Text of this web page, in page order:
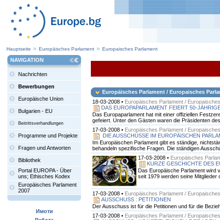
Hauptseite Europäisches Parlament Europaisches Parlament
NAVIGATION
Nachrichten
Bewerbungen
Europäische Union
Bulgarien - EU
Beitrittsverhandlungen
Programme und Projekte
Fragen und Antworten
Bibliothek
Portal EUROPA - Über
uns; Ethisches Kodex
Europäisches Parlament
2007
Имоти
Europäisches Parlament / Europaisches
18-03-2008 • Europäisches Parlament /
DAS EUROPAPARLAMENT FEIERT 50-
Das Europaparlament hat mit einer offiziellen
gefeiert. Unter den Gästen waren die Präsidenten
17-03-2008 • Europäisches Parlament /
DIE AUSSCHÜSSE IM EUROPÄISCHEN
Im Europäischen Parlament gibt es ständige,
behandeln spezifische Fragen. Die ständigen
17-03-2008 • Europäisches
KURZE GESCHICHTE DES
Das Europäische Parlament wird
seit 1979 werden seine
17-03-2008 • Europäisches Parlament /
AUSSCHUSS : PETITIONEN
Der Ausschuss ist für die Petitionen und für die
17-03-2008 • Europäisches Parlament /